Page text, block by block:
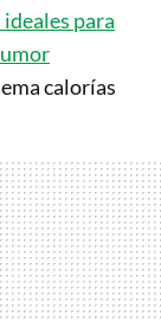
ideales para
calorías